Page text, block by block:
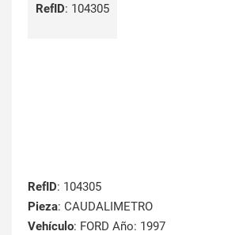
RefID: 104305
RefID: 104305
Pieza: CAUDALIMETRO
Vehículo: FORD Año: 1997